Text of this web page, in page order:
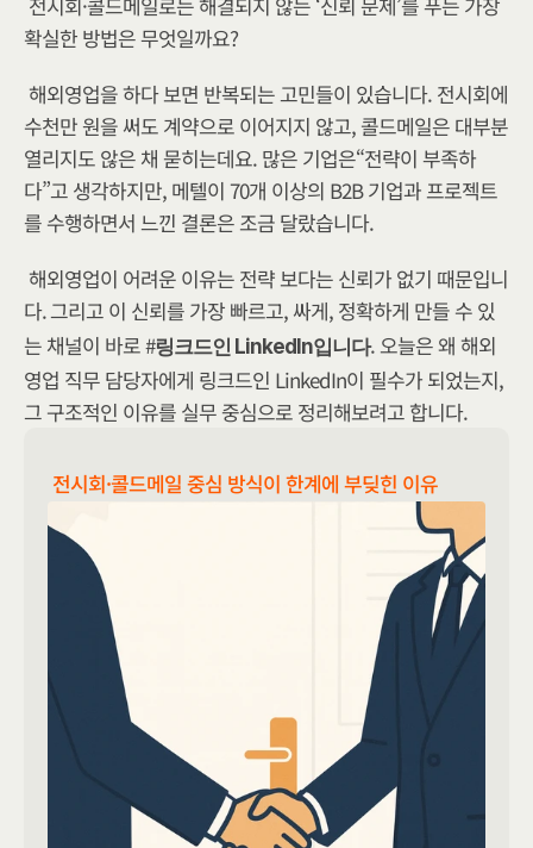
확실한 방법은 무엇일까요?
해외영업을 하다 보면 반복되는 고민들이 있습니다. 전시회에
수천만 원을 써도 계약으로 이어지지 않고, 콜드메일은 대부분
열리지도 않은 채 묻히는데요. 많은 기업은“전략이 부족하
다”고 생각하지만, 메텔이 70개 이상의 B2B 기업과 프로젝트
를 수행하면서 느낀 결론은 조금 달랐습니다.
해외영업이 어려운 이유는 전략 보다는 신뢰가 없기 때문입니
다.그리고 이 신뢰를 가장 빠르고, 싸게, 정확하게 만들 수 있
는 채널이 바로 #링크드인 LinkedIn입니다​​. 오늘은 왜 해외
영업 직무 담당자에게 링크드인 LinkedIn이 필수가 되었는지,
그 구조적인 이유를 실무 중심으로 정리해보려고 합니다.
전시회·콜드메일 중심 방식이 한계에 부딪힌 이유